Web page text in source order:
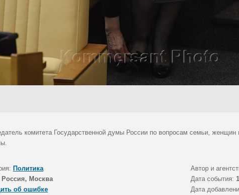
комитета Государственной думы России по вопросам семьи,
Политика Автор и
Россия, Москва Дата события:
об ошибке
Дата